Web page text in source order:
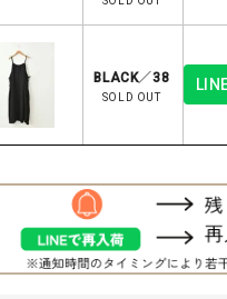
Audition（オー
blue willow（
CUBE SUGAR
CONVERSE
BLACK／38
SOLD OUT